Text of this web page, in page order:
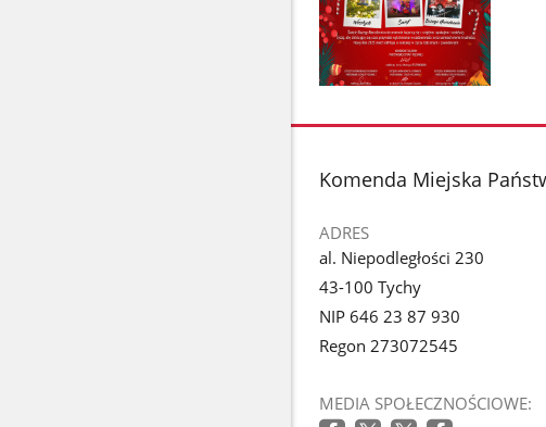
galerii.
stopka
Komenda Miejska
ADRES
al. Niepodległości 230
43-100 Tychy
NIP 646 23 87 930
Regon 273072545
MEDIA SPOŁECZNOŚCIOWE: